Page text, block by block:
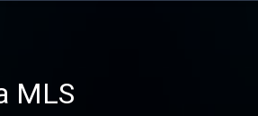
MLS